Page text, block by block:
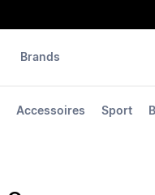
Accessoires Sport
Brands